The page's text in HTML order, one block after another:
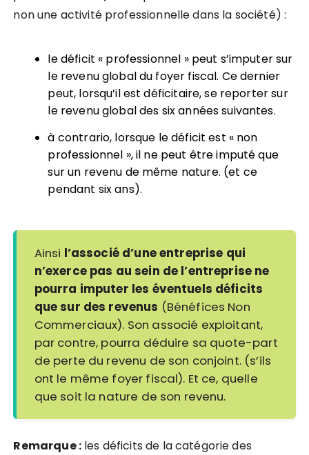
non une activité professionnelle dans la société) :
le déficit « professionnel » peut s’imputer sur
le revenu global du foyer fiscal. Ce dernier
peut, lorsqu’il est déficitaire, se reporter sur
le revenu global des six années suivantes.
à contrario, lorsque le déficit est « non
professionnel », il ne peut être imputé que
sur un revenu de même nature. (et ce
pendant six ans).
Ainsi l’associé d’une entreprise qui
n’exerce pas au sein de l’entreprise ne
pourra imputer les éventuels déficits
que sur des revenus (Bénéfices Non
Commerciaux). Son associé exploitant,
par contre, pourra déduire sa quote-part
de perte du revenu de son conjoint. (s’ils
ont le même foyer fiscal). Et ce, quelle
que soit la nature de son revenu.
Remarque :les déficits de la catégorie des